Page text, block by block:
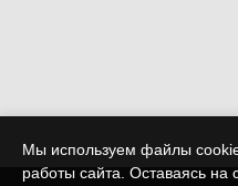
Мы используем файлы
работы сайта. Оставаясь на